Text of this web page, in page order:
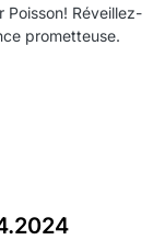
Poisson! Réveillez-
prometteuse.